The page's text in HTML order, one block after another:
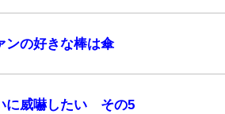
ンの好きな棒は傘
に威嚇したい その5